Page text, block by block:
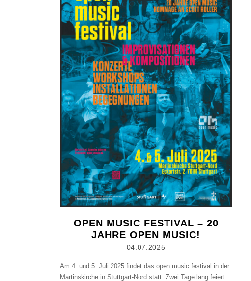
OPEN MUSIC FESTIVAL – 20
JAHRE OPEN MUSIC!
04.07.2025
Am 4. und 5. Juli 2025 findet das open music festival in der
Martinskirche in Stuttgart-Nord statt. Zwei Tage lang feiert